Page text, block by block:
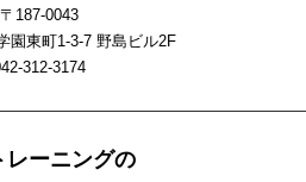
〒187-0043
園東町1-3-7 野島ビル2F
312-3174
レーニングの